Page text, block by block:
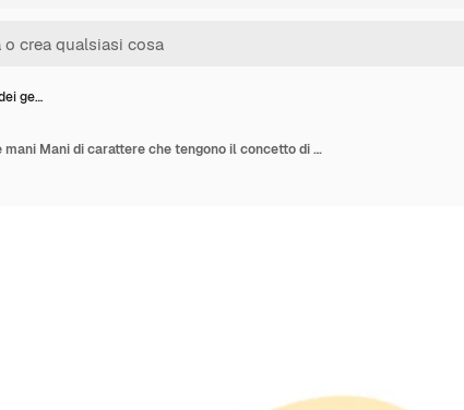
ge…
Illustrazione dei gesti delle mani Mani di carattere che tengono il concetto di bulbo Illustrazione vettoriale